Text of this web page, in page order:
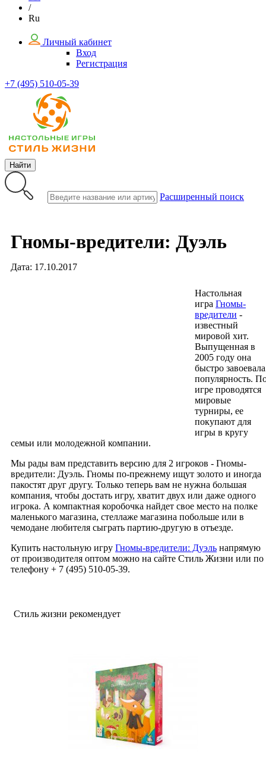
/
Ru
Личный кабинет
Вход
Регистрация
+7 (495) 510-05-39
Найти
Расширенный поиск
Гномы-вредители: Дуэль
Дата: 17.10.2017
Настольная
игра Гномы-
вредители -
известный
мировой хит.
Выпущенная в
2005 году она
быстро завоевала
популярность.
игре проводятся
мировые
турниры, ее
покупают для
игры в кругу
семьи или молодежной компании.
Мы рады вам представить версию для 2 игроков - Гномы-
вредители: Дуэль. Гномы по-прежнему ищут золото и иногда
пакостят друг другу. Только теперь вам не нужна большая
компания, чтобы достать игру, хватит двух или даже одного
игрока. А компактная коробочка найдет свое место на полке
маленького магазина, стеллаже магазина побольше или в
чемодане любителя сыграть партию-другую в отъезде.
Купить настольную игру Гномы-вредители: Дуэль напрямую
от производителя оптом можно на сайте Стиль Жизни или по
телефону + 7 (495) 510-05-39.
Стиль жизни рекомендует